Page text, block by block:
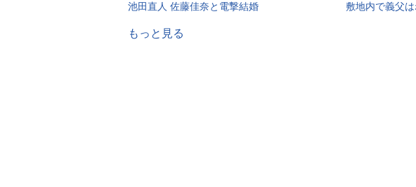
池田直人 佐藤佳奈と電撃結婚
敷地内で義父
もっと見る